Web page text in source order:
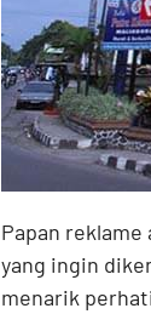
Papan reklame
yang ingin
menarik